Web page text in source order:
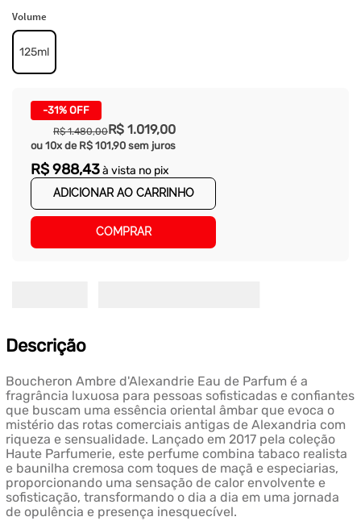
Volume
125ml
-31% OFF
R$ 1.019,00
R$ 1.480,00
ou 10x de R$ 101,90 sem juros
R$988,43à vista no pix
ADICIONAR AO CARRINHO
COMPRAR
Descrição
Boucheron Ambre d'Alexandrie Eau de Parfum é a
fragrância luxuosa para pessoas sofisticadas e confiantes
que buscam uma essência oriental âmbar que evoca o
mistério das rotas comerciais antigas de Alexandria com
riqueza e sensualidade. Lançado em 2017 pela coleção
Haute Parfumerie, este perfume combina tabaco realista
e baunilha cremosa com toques de maçã e especiarias,
proporcionando uma sensação de calor envolvente e
sofisticação, transformando o dia a dia em uma jornada
de opulência e presença inesquecível.